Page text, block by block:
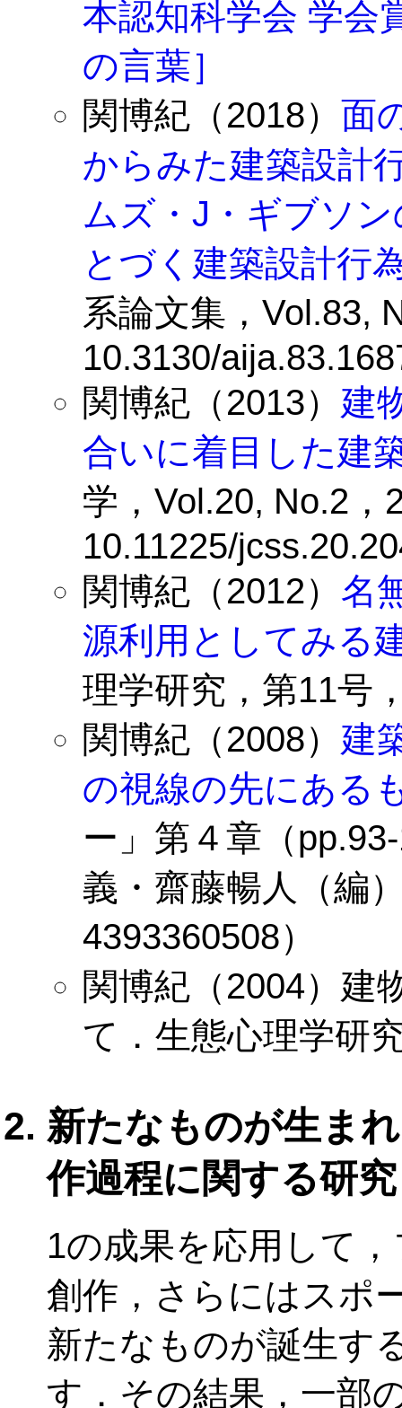
本認知科学会 学会
の言葉］
関博紀（2018） 面
からみた建築設計
ムズ・J・ギブソ
とづく建築設計行
系論文集，Vol.83,
10.3130/
関博紀（2013） 建
合いに着目した建
学，Vol.20, No.2，
10.11225/
関博紀（2012） 名
源利用としてみる
理学研究，第11号
関博紀（2008） 建
の視線の先にある
ー」第４章（
義・齋藤暢人（編
4393360508）
関博紀（2004）建
て．生態心理学研
新たなものが生ま
作過程に関する研究
1の成果を応用して
創作，さらにはスポ
新たなものが誕生す
す．その結果，一部